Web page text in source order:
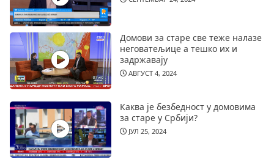
Домови за старе све теже налазе
неговатељице а тешко их и
задржавају
АВГУСТ 4, 2024
Каква је безбедност у домовима
за старе у Србији?
ЈУЛ 25, 2024